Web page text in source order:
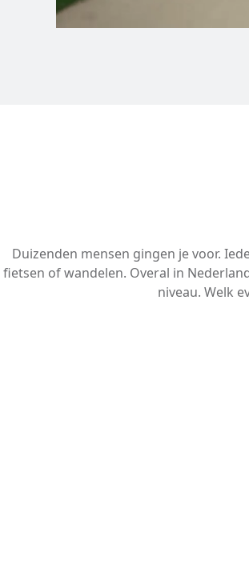
Duizenden mensen gingen je voor.
fietsen of wandelen. Overal in
niveau. Welk